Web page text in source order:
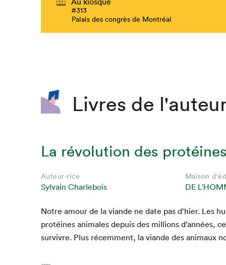
#313
Palais des congrès de Montréal
Livres de
Auteur·rice
Sylvain Charlebois
Maison
DE
Auteur·rice
Sylvain Charlebois
Maison
FIDES
50
La révolution des protéines
Auteur·rice
Sylvain Charlebois
Maison
DE
Notre amour de la viande ne date pas d’hier. Les
pro­téines ani­males depuis des mil­lions d’années,
sur­vivre. Plus récem­ment, la viande des ani­maux
Auteur·rice
Sylvain Charlebois
Maison
FIDES
50
Auteur·rice
Sylvain Charlebois
Maison
DE
Auteur·rice
Sylvain Charlebois
Maison
FIDES
50